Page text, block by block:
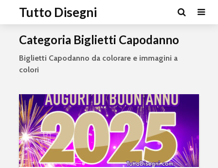
Tutto Disegni
Categoria Biglietti Capodanno
Biglietti Capodanno da colorare e immagini a
colori